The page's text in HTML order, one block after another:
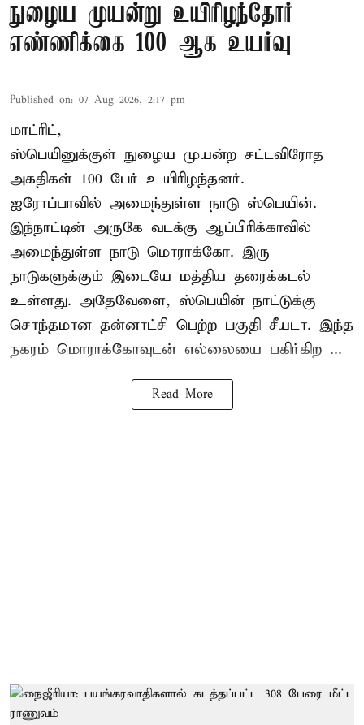
நுழைய முயன்று உயிரிழந்தோர்
எண்ணிக்கை 100 ஆக உயர்வு
Published on: 07 Aug 2026, 2:17 pm
மாட்ரிட்,
ஸ்பெயினுக்குள் நுழைய முயன்ற சட்டவிரோத
அகதிகள் 100 பேர் உயிரிழந்தனர்.
ஐரோப்பாவில் அமைந்துள்ள நாடு ஸ்பெயின்.
இந்நாட்டின் அருகே வடக்கு ஆப்பிரிக்காவில்
அமைந்துள்ள நாடு மொராக்கோ. இரு
நாடுகளுக்கும் இடையே மத்திய தரைக்கடல்
உள்ளது. அதேவேளை, ஸ்பெயின் நாட்டுக்கு
சொந்தமான தன்னாட்சி பெற்ற பகுதி சீயடா. இந்த
நகரம் மொராக்கோவுடன் எல்லையை பகிர்கிற ...
Read More